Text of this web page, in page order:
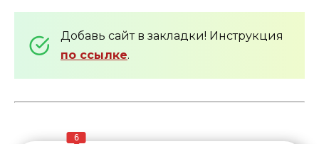
Добавь сайт в закладки! Инструкция
по ссылке.
6